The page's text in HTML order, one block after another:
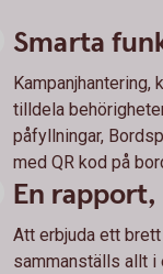
Smarta
tilldela
påfyllningar,
med QR kod på
En
Att erbjuda ett
sammanställs allt i